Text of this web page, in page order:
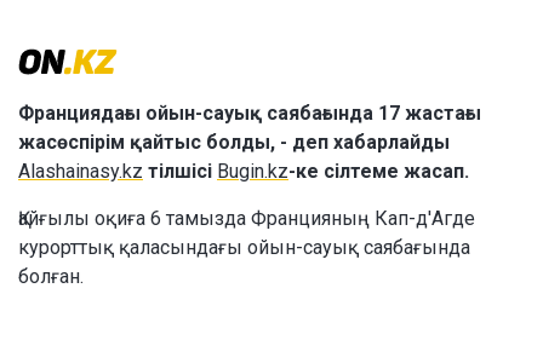
Франциядағы ойын-сауық саябағында 17 жастағы
жасөспірім қайтыс болды, - деп хабарлайды
Alashainasy.kz тілшісі Вugin.kz-ке сілтеме жасап.
Қайғылы оқиға 6 тамызда Францияның Кап-д'Агде
курорттық қаласындағы ойын-сауық саябағында
болған.